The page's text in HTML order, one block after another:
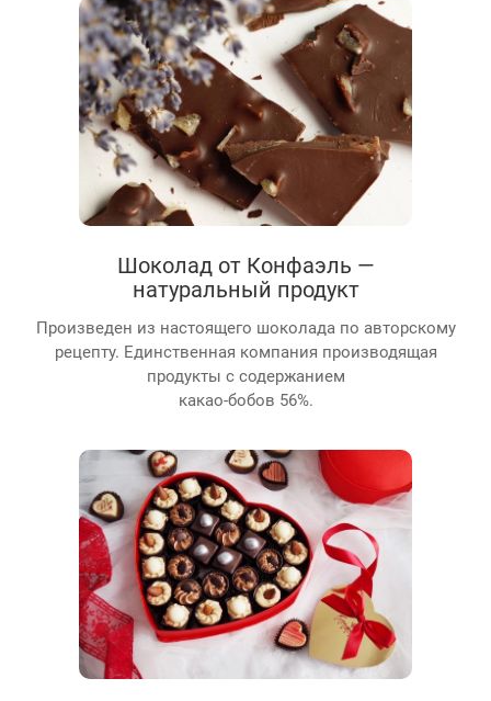
Шоколад от Конфаэль —
натуральный продукт
Произведен из настоящего шоколада по авторскому
рецепту. Единственная компания производящая
продукты с содержанием
какао-бобов 56%.